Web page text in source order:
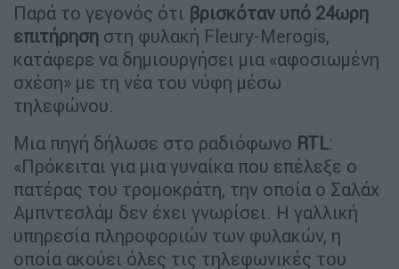
Παρά το γεγονός ότι βρισκόταν υπό 24ωρη
επιτήρηση στη φυλακή Fleury-Merogis,
κατάφερε να δημιουργήσει μια «αφοσιωμένη
σχέση» με τη νέα του νύφη μέσω
τηλεφώνου.
Μια πηγή δήλωσε στο ραδιόφωνο RTL:
«Πρόκειται για μια γυναίκα που επέλεξε ο
πατέρας του τρομοκράτη, την οποία ο Σαλάχ
Αμπντεσλάμ δεν έχει γνωρίσει. Η γαλλική
υπηρεσία πληροφοριών των φυλακών, η
οποία ακούει όλες τις τηλεφωνικές του